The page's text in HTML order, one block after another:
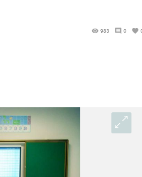
983 0